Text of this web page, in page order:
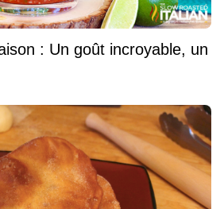
: Un goût incroyable, un